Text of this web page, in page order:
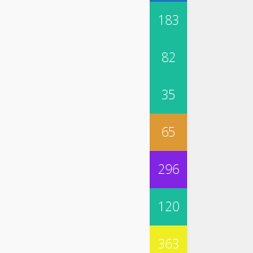
183
82
35
65
296
120
363